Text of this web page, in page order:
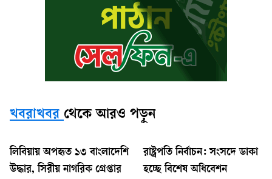
খবরাখবর থেকে আরও পড়ুন
লিবিয়ায় অপহৃত ১৩ বাংলাদেশি
উদ্ধার, সিরীয় নাগরিক গ্রেপ্তার
রাষ্ট্রপতি নির্বাচন: সংসদে ডাকা
হচ্ছে বিশেষ অধিবেশন